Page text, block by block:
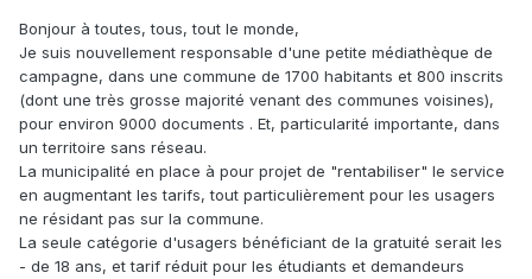
Bonjour à toutes, tous, tout le monde,
Je suis nouvellement responsable d'une petite médiathèque de
campagne, dans une commune de 1700 habitants et 800 inscrits
(dont une très grosse majorité venant des communes voisines),
pour environ 9000 documents . Et, particularité importante, dans
un territoire sans réseau.
La municipalité en place à pour projet de "rentabiliser" le service
en augmentant les tarifs, tout particulièrement pour les usagers
ne résidant pas sur la commune.
La seule catégorie d'usagers bénéficiant de la gratuité serait les
- de 18 ans, et tarif réduit pour les étudiants et demandeurs